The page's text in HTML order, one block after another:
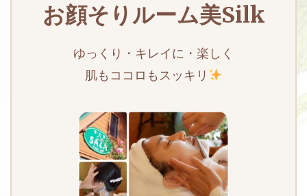
お顔そりルーム美Silk
ゆっくり・キレイに・楽しく
肌もココロもスッキリ